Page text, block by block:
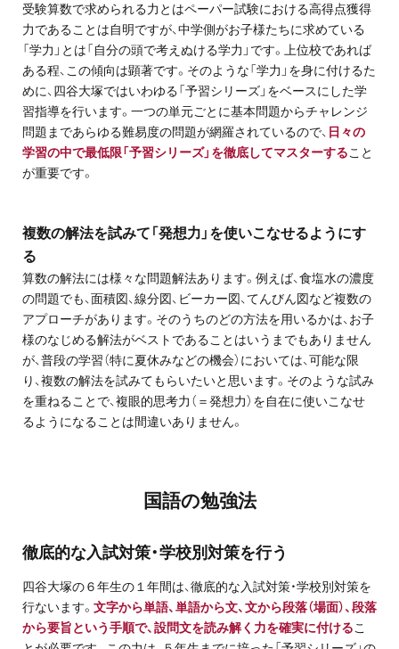
受験算数で求められる力とはペーパー試験における高得点獲得
力であることは自明ですが、中学側がお子様たちに求めている
「学力」とは「自分の頭で考えぬける学力」です。上位校であれば
ある程、この傾向は顕著です。そのような「学力」を身に付けるた
めに、四谷大塚ではいわゆる「予習シリーズ」をベースにした学
習指導を行います。一つの単元ごとに基本問題からチャレンジ
問題まであらゆる難易度の問題が網羅されているので、 日々の
学習の中で最低限「予習シリーズ」を徹底してマスターすること
が重要です。
複数の解法を試みて「発想力」を使いこなせるようにす
る
算数の解法には様々な問題解法あります。例えば、食塩水の濃度
の問題でも、面積図、線分図、ビーカー図、てんびん図など複数の
アプローチがあります。そのうちのどの方法を用いるかは、お子
様のなじめる解法がベストであることはいうまでもありません
が、普段の学習（特に夏休みなどの機会）においては、可能な限
り、複数の解法を試みてもらいたいと思います。そのような試み
を重ねることで、複眼的思考力（＝発想力）を自在に使いこなせ
るようになることは間違いありません。
国語の勉強法
徹底的な入試対策・学校別対策を行う
四谷大塚の６年生の１年間は、徹底的な入試対策・学校別対策を
行ないます。 文字から単語、単語から文、文から段落（場面）、段落
から要旨という手順で、設問文を読み解く力を確実に付けるこ